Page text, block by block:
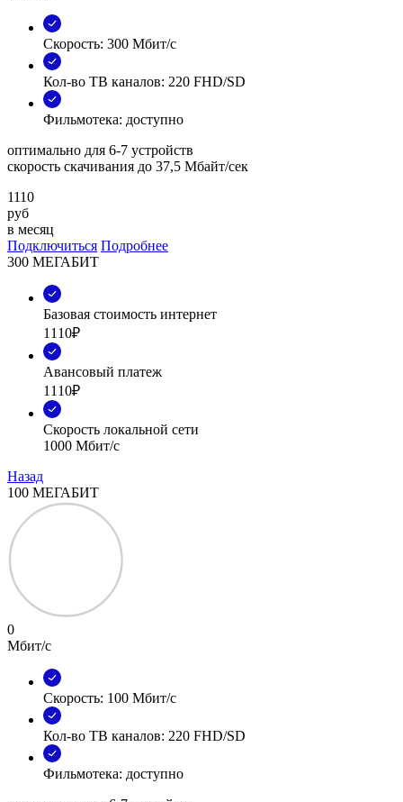
Скорость: 300 Мбит/с
Кол-во ТВ каналов: 220 FHD/SD
Фильмотека: доступно
оптимально для 6-7 устройств
скорость скачивания до 37,5 Мбайт/сек
1110
руб
в месяц
Подключиться Подробнее
300 МЕГАБИТ
Базовая стоимость интернет
1110₽
Авансовый платеж
1110₽
Скорость локальной сети
1000 Мбит/с
Назад
100 МЕГАБИТ
0
Мбит/с
Скорость: 100 Мбит/с
Кол-во ТВ каналов: 220 FHD/SD
Фильмотека: доступно